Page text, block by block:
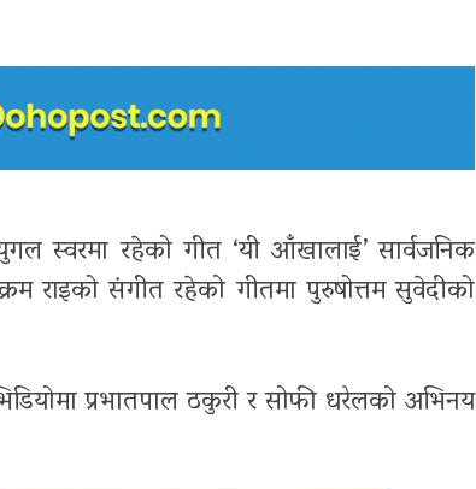
स्वरमा रहेको गीत ‘यी आँखालाई’ सार्वजनिक
राइको संगीत रहेको गीतमा पुरुषोत्तम सुवेदीको
प्रभातपाल ठकुरी र सोफी धरेलको अभिनय